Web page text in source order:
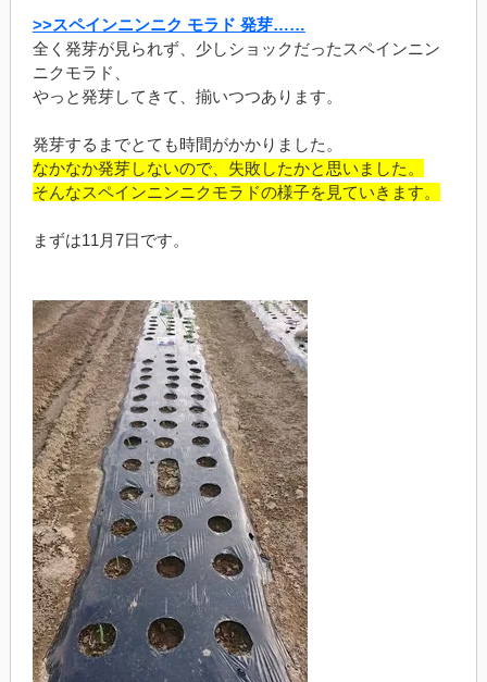
>>スペインニンニク モラド 発芽……
全く発芽が見られず、少しショックだったスペインニン
ニクモラド、
やっと発芽してきて、揃いつつあります。
発芽するまでとても時間がかかりました。
なかなか発芽しないので、失敗したかと思いました。
そんなスペインニンニクモラドの様子を見ていきます。
まずは11月7日です。